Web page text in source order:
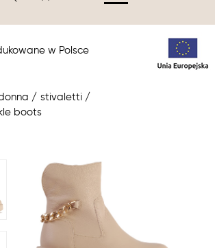
w Polsce
/ stivaletti /
boots